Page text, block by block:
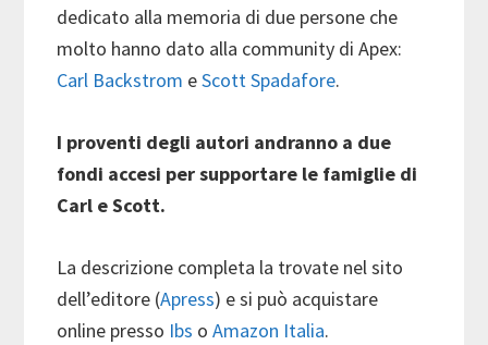
dedicato alla memoria di due persone che
molto hanno dato alla community di Apex:
Carl Backstrom eScott Spadafore.
I proventi degli autori andranno a due
fondi accesi per supportare le famiglie di
Carl e Scott.
La descrizione completa la trovate nel sito
dell’editore (Apress) e si può acquistare
online presso Ibs oAmazon Italia.